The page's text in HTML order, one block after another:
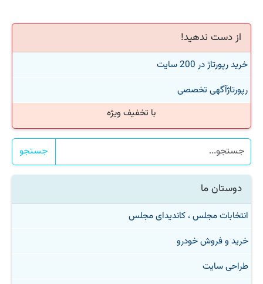
از دست ندهید!
خرید رپورتاژ در 200 سایت
رپورتاژآگهی تخصصی
با تخفیف ویژه
جستجو
دوستان ما
انتخابات مجلس ، کاندیدای مجلس
خرید و فروش خودرو
طراحی سایت